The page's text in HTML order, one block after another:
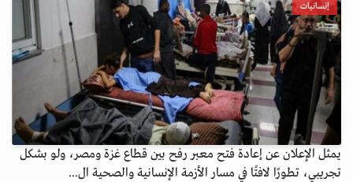
إنسانيات
يمثل الإعلان عن إعادة فتح معبر رفح بين قطاع غزة ومصر، ولو بشكل
تجريبي، تطورًا لافتًا في مسار الأزمة الإنسانية والصحية ال...